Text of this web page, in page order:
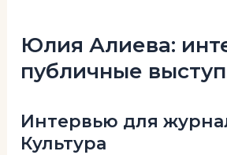
Юлия Алиева:
публичные
Интервью для
Культура